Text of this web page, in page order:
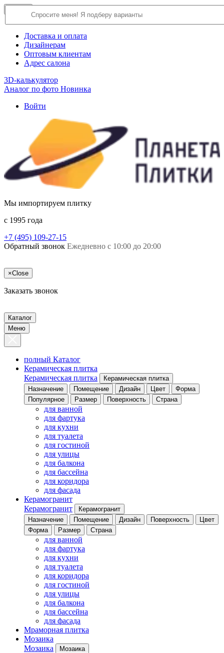
О компании
Доставка и оплата
Дизайнерам
Оптовым клиентам
Адрес салона
3D-калькулятор
Аналог по фото Новинка
Войти
Мы импортируем плитку
c 1995 года
+7 (495) 109-27-15
Обратный звонок Ежедневно с 10:00 до 20:00
×Close
Заказать звонок
Каталог
Меню
полный Каталог
Керамическая плитка
Керамическая плитка
Керамическая плитка
Назначение
Помещение Дизайн Цвет
Форма
Популярное
Размер Поверхность Страна
для ванной
для фартука
для кухни
для туалета
для гостиной
для улицы
для балкона
для бассейна
для коридора
для фасада
Керамогранит
Керамогранит
Керамогранит
Назначение
Помещение Дизайн Поверхность
Цвет
Форма
Размер Страна
для ванной
для фартука
для кухни
для туалета
для коридора
для гостиной
для улицы
для балкона
для бассейна
для фасада
Мраморная плитка
Мозаика
Мозаика
Мозаика